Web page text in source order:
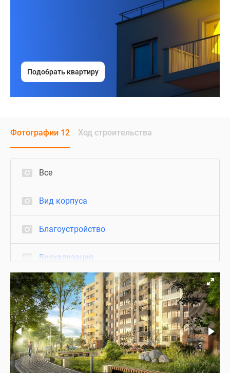
Подобрать квартиру
Фотографии 12 Ход строительства
Все
Вид корпуса
Благоустройство
Визуализация